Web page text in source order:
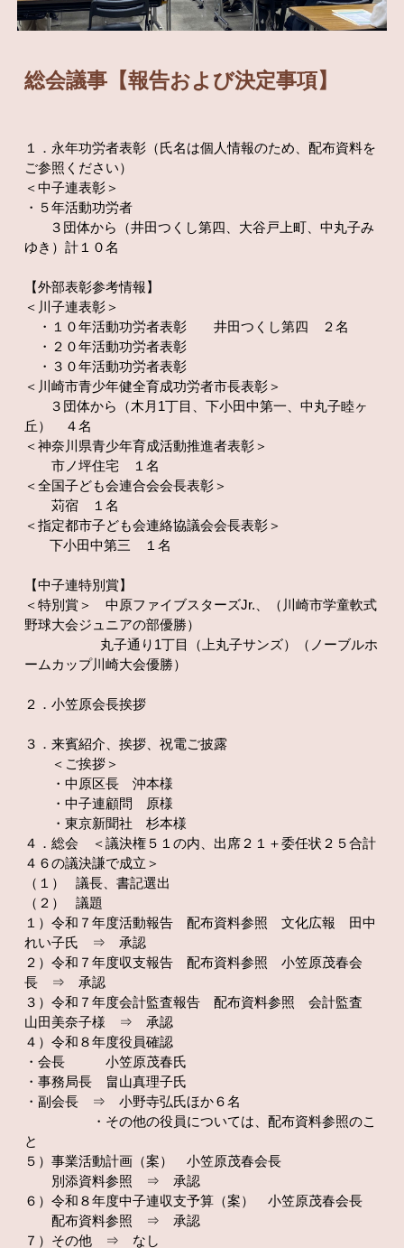
総会議事【報告および決定事項】
１．永年功労者表彰（氏名は個人情報のため、配布資料を
ご参照ください）
＜中子連表彰＞
・５年活動功労者
３団体から（井田つくし第四、大谷戸上町、中丸子み
ゆき）計１０名
【外部表彰参考情報】
＜川子連表彰＞
・１０年活動功労者表彰 井田つくし第四 ２名
・２０年活動功労者表彰
・３０年活動功労者表彰
＜川崎市青少年健全育成功労者市長表彰＞
３団体から（木月1丁目、下小田中第一、中丸子睦ヶ
丘） ４名
＜神奈川県青少年育成活動推進者表彰＞
市ノ坪住宅 １名
＜全国子ども会連合会会長表彰＞
苅宿 １名
＜指定都市子ども会連絡協議会会長表彰＞
下小田中第三 １名
【中子連特別賞】
＜特別賞＞ 中原ファイブスターズJr.、（川崎市学童軟式
野球大会ジュニアの部優勝）
丸子通り1丁目（上丸子サンズ）（ノーブルホ
ームカップ川崎大会優勝）
２．小笠原会長挨拶
３．来賓紹介、挨拶、祝電ご披露
＜ご挨拶＞
・中原区長 沖本様
・中子連顧問 原様
・東京新聞社 杉本様
４．総会 ＜議決権５１の内、出席２１＋委任状２５合計
４６の議決謙で成立＞
（１） 議長、書記選出
（２） 議題
１）令和７年度活動報告 配布資料参照 文化広報 田中
れい子氏 ⇒ 承認
２）令和７年度収支報告 配布資料参照 小笠原茂春会
長 ⇒ 承認
３）令和７年度会計監査報告 配布資料参照 会計監査
山田美奈子様 ⇒ 承認
４）令和８年度役員確認
・会長 小笠原茂春氏
・事務局長 畠山真理子氏
・副会長 ⇒ 小野寺弘氏ほか６名
・その他の役員については、配布資料参照のこ
と
５）事業活動計画（案） 小笠原茂春会長
別添資料参照 ⇒ 承認
６）令和８年度中子連収支予算（案） 小笠原茂春会長
配布資料参照 ⇒ 承認
７）その他 ⇒ なし